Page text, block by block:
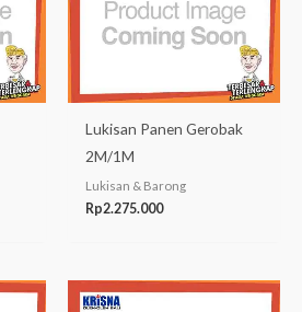
Lukisan Panen Gerobak
2M/1M
Lukisan & Barong
Rp2.275.000